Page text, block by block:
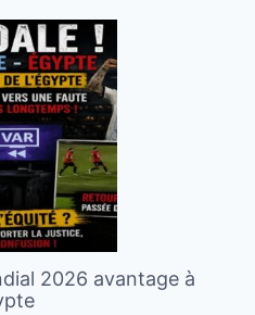
2026 avantage à